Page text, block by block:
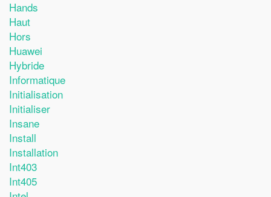
Hands
Haut
Hors
Huawei
Hybride
Informatique
Initialisation
Initialiser
Insane
Install
Installation
Int403
Int405